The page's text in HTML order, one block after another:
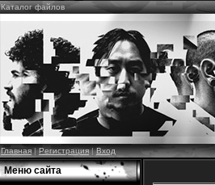
Каталог файлов
Главная|Регистрация|Вход
Меню сайта